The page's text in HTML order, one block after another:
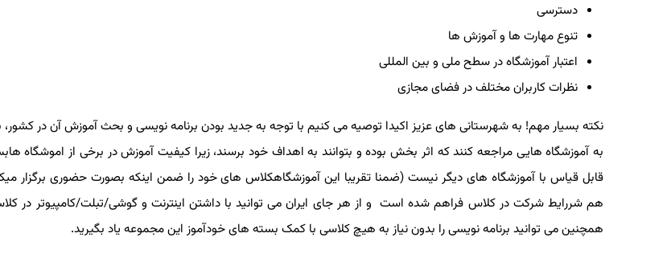
دسترسی
تنوع مهارت ها و آموزش ها
اعتبار آموزشگاه در سطح ملی و بین المللی
نظرات کاربران مختلف در فضای مجازی
نکته بسیار مهم! به شهرستانی های عزیز اکیدا توصیه می کنیم با توجه به جدید بودن برنامه نویسی و بحث آموزش آن در کشور،
به آموزشگاه هایی مراجعه کنند که اثر بخش بوده و بتوانند به اهداف خود برسند، زیرا کیفیت آموزش در برخی از اموشگاه
قابل قیاس با آموزشگاه های دیگر نیست (ضمنا تقریبا این آموزشگاهکلاس های خود را ضمن اینکه بصورت حضوری برگزار
هم شررایط شرکت در کلاس فراهم شده است و از هر جای ایران می توانید با داشتن اینترنت و گوشی/تبلت/کامپیوتر در
همچنین می توانید برنامه نویسی را بدون نیاز به هیچ کلاسی با کمک بسته های خودآموز این مجموعه یاد بگیرید.